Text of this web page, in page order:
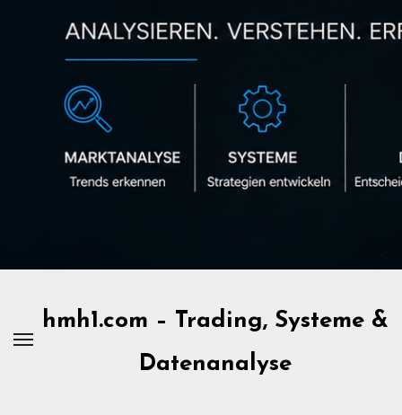
hmh1.com – Trading, Systeme &
Datenanalyse